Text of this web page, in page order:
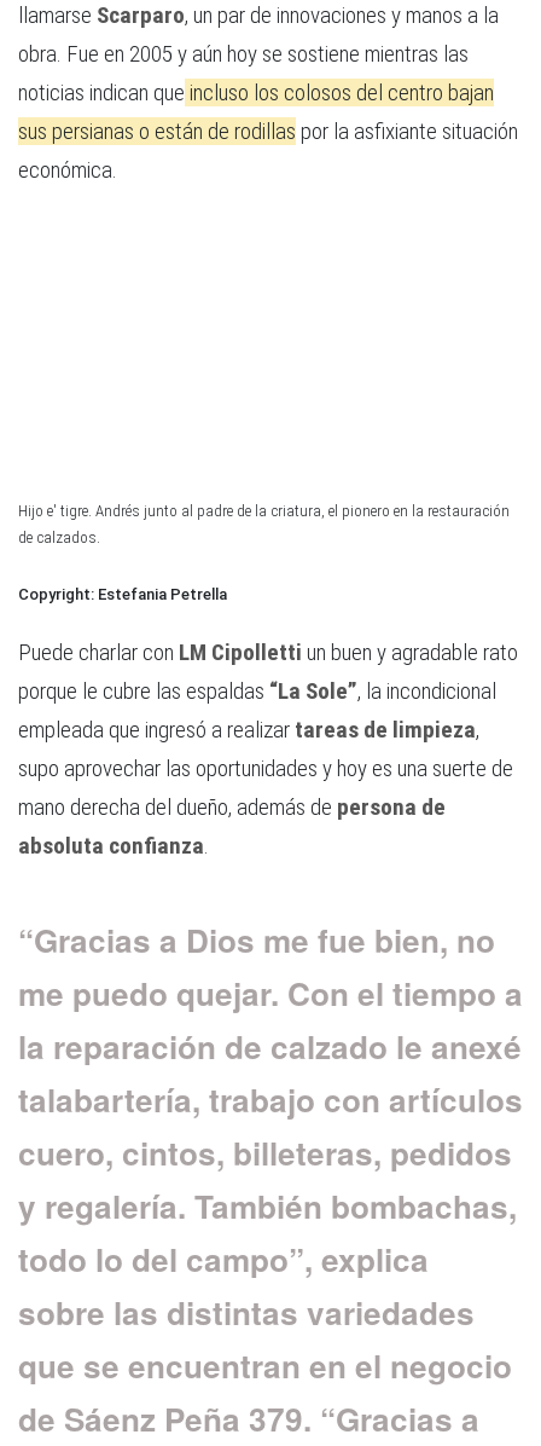
llamarse Scarparo, un par de innovaciones y manos a la
obra. Fue en 2005 y aún hoy se sostiene mientras las
noticias indican que incluso los colosos del centro bajan
sus persianas o están de rodillas por la asfixiante situación
económica.
Hijo e' tigre. Andrés junto al padre de la criatura, el pionero en la restauración
de calzados.
Estefania Petrella
Puede charlar con LM Cipolletti un buen y agradable rato
porque le cubre las espaldas “La Sole”, la incondicional
empleada que ingresó a realizar tareas de limpieza,
supo aprovechar las oportunidades y hoy es una suerte de
mano derecha del dueño, además de persona de
absoluta confianza.
“Gracias a Dios me fue bien, no
me puedo quejar. Con el tiempo a
la reparación de calzado le anexé
talabartería, trabajo con artículos
cuero, cintos, billeteras, pedidos
y regalería. También bombachas,
todo lo del campo”, explica
sobre las distintas variedades
que se encuentran en el negocio
de Sáenz Peña 379. “Gracias a